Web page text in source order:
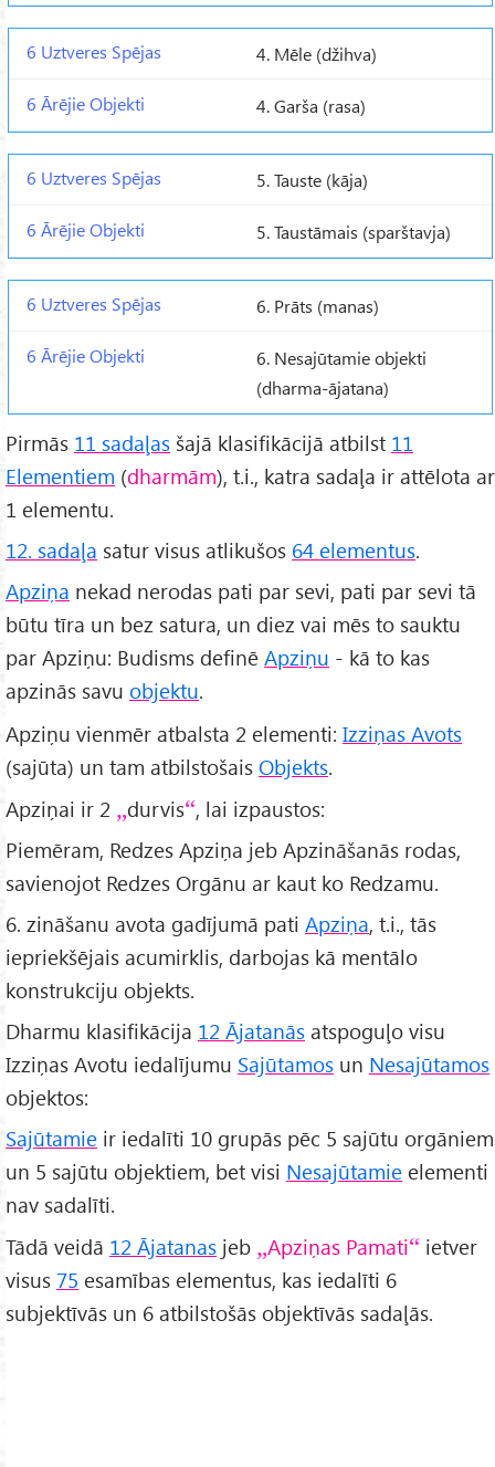
4. Mēle (džihva)
4. Garša (rasa)
5. Tauste (kāja)
5. Taustāmais (sparštavja)
6. Prāts (manas)
6. Nesajūtamie objekti
(dharma-ājatana)
Pirmās 11 sadaļas šajā klasifikācijā atbilst 11
Elementiem (dharmām), t.i., katra sadaļa ir attēlota ar
1 elementu.
12. sadaļa satur visus atlikušos 64 elementus.
Apziņa nekad nerodas pati par sevi, pati par sevi tā
būtu tīra un bez satura, un diez vai mēs to sauktu
par Apziņu: Budisms definē Apziņu - kā to kas
apzinās savu objektu.
Apziņu vienmēr atbalsta 2 elementi: Izziņas Avots
(sajūta) un tam atbilstošais Objekts.
Apziņai ir 2
durvis , lai izpaustos:
Piemēram, Redzes Apziņa jeb Apzināšanās rodas,
savienojot Redzes Orgānu ar kaut ko Redzamu.
6. zināšanu avota gadījumā pati Apziņa, t.i., tās
iepriekšējais acumirklis, darbojas kā mentālo
konstrukciju objekts.
Dharmu klasifikācija 12 Ājatanās atspoguļo visu
Izziņas Avotu iedalījumu Sajūtamos un Nesajūtamos
objektos:
Sajūtamie ir iedalīti 10 grupās pēc 5 sajūtu orgāniem
un 5 sajūtu objektiem, bet visi Nesajūtamie elementi
nav sadalīti.
Tādā veidā 12 Ājatanas jeb Apziņas Pamati
ietver
visus 75 esamības elementus, kas iedalīti 6
subjektīvās un 6 atbilstošās objektīvās sadaļās.